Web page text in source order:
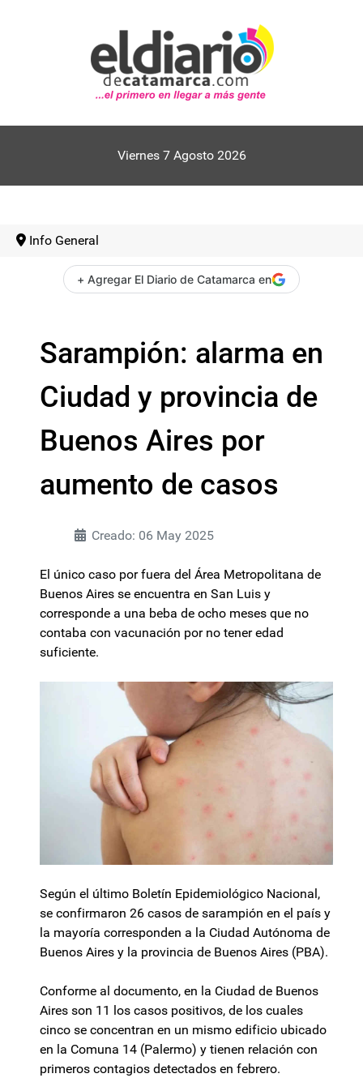
Viernes 7 Agosto 2026
Info General
+ Agregar El Diario de Catamarca en
Sarampión: alarma en
Ciudad y provincia de
Buenos Aires por
aumento de casos
Creado: 06 May 2025
El único caso por fuera del Área Metropolitana de
Buenos Aires se encuentra en San Luis y
corresponde a una beba de ocho meses que no
contaba con vacunación por no tener edad
suficiente.
Según el último Boletín Epidemiológico Nacional,
se confirmaron 26 casos de sarampión en el país y
la mayoría corresponden a la Ciudad Autónoma de
Buenos Aires y la provincia de Buenos Aires (PBA).
Conforme al documento, en la Ciudad de Buenos
Aires son 11 los casos positivos, de los cuales
cinco se concentran en un mismo edificio ubicado
en la Comuna 14 (Palermo) y tienen relación con
primeros contagios detectados en febrero.